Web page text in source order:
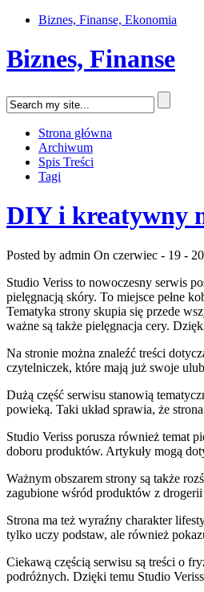
Biznes, Finanse, Ekonomia
Biznes, Finanse
Strona główna
Archiwum
Spis Treści
Tagi
DIY i kreatywny
Posted by admin On czerwiec - 19 -
Studio Veriss to nowoczesny serwis
pielęgnacją skóry. To miejsce pełne
Tematyka strony skupia się przede
ważne są także pielęgnacja cery.
Na stronie można znaleźć treści
czytelniczek, które mają już swoje
Dużą część serwisu stanowią
powieką. Taki układ sprawia, że
Studio Veriss porusza również temat
doboru produktów. Artykuły mogą
Ważnym obszarem strony są także
zagubione wśród produktów z
Strona ma też wyraźny charakter
tylko uczy podstaw, ale również
Ciekawą częścią serwisu są treści o
podróżnych. Dzięki temu Studio